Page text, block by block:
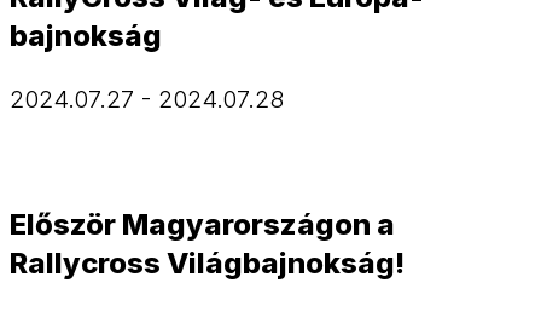
bajnokság
2024.07.27 - 2024.07.28
Először Magyarországon a
Rallycross Világbajnokság!